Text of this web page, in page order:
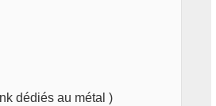
dédiés au métal )